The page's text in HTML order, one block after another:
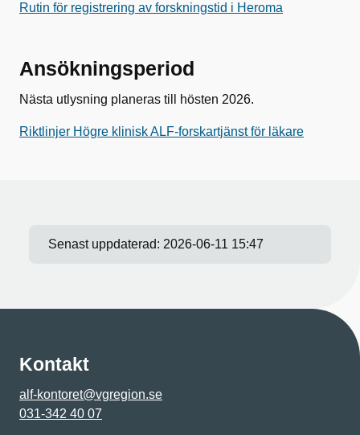
Rutin för registrering av forskningstid i Heroma
Ansökningsperiod
Nästa utlysning planeras till hösten 2026.
Riktlinjer Högre klinisk ALF-forskartjänst för läkare
Senast uppdaterad: 2026-06-11 15:47
Kontakt
alf-kontoret@vgregion.se
031-342 40 07